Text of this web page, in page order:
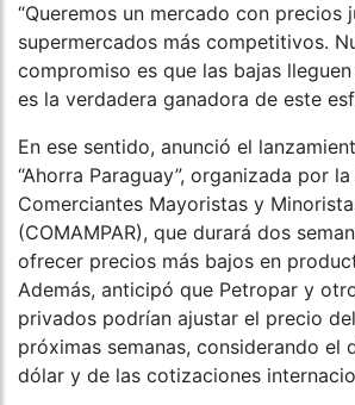
“Queremos un mercado con precios
supermercados más competitivos.
compromiso es que las bajas
es la verdadera ganadora de este
En ese sentido, anunció el
“Ahorra Paraguay”, organizada por
Comerciantes Mayoristas y
(COMAMPAR), que durará dos
ofrecer precios más bajos en
Además, anticipó que Petropar y
privados podrían ajustar el precio
próximas semanas, considerando el
dólar y de las cotizaciones